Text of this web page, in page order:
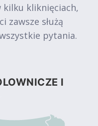
kilku kliknięciach,
zawsze służą
pytania.
I